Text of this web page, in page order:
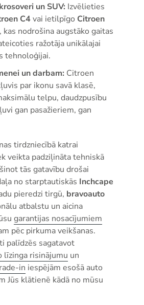
un SUV: Izvēlieties
C4vai ietilpīgo Citroen
, kas nodrošina augstāko gaitas
ražotāja unikālajai
tehnoloģijai.
un darbam: Citroen
par ikonu savā klasē,
telpu, daudzpusību
gan pasažieriem, gan
tirdzniecībā katrai
veikta padziļināta tehniskā
tās gatavību drošai
no starptautiskās Inchcape
pieredzi tirgū, bravoauto
atbalstu un aicina
garantijas nosacījumiem
pēc pirkuma veikšanas.
palīdzēs sagatavot
līzinga risinājumu un
in iespējām esošā auto
Jūs klātienē kādā no mūsu